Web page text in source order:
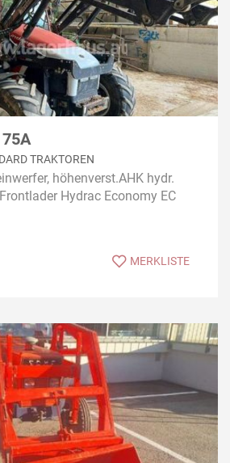
75A
TRAKTOREN
höhenverst.AHK hydr.
Hydrac Economy EC
MERKLISTE